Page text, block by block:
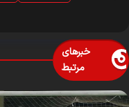
خبرهای
مرتبط